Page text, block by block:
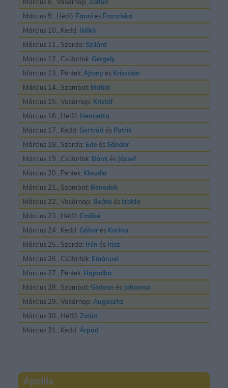
Március 9., Hétfő: Fanni és Franciska
Március 10., Kedd: Ildikó
Március 11., Szerda: Szilárd
Március 12., Csütörtök: Gergely
Március 13., Péntek: Ajtony és Krisztián
Március 14., Szombat: Matild
Március 15., Vasárnap: Kristóf
Március 16., Hétfő: Henrietta
Március 17., Kedd: Gertrúd és Patrik
Március 18., Szerda: Ede és Sándor
Március 19., Csütörtök: Bánk és József
Március 20., Péntek: Klaudia
Március 21., Szombat: Benedek
Március 22., Vasárnap: Beáta és Izolda
Március 23., Hétfő: Emõke
Március 24., Kedd: Gábor és Karina
Március 25., Szerda: Irén és Irisz
Március 26., Csütörtök: Emánuel
Március 27., Péntek: Hajnalka
Március 28., Szombat: Gedeon és Johanna
Március 29., Vasárnap: Auguszta
Március 30., Hétfő: Zalán
Március 31., Kedd: Árpád
Április